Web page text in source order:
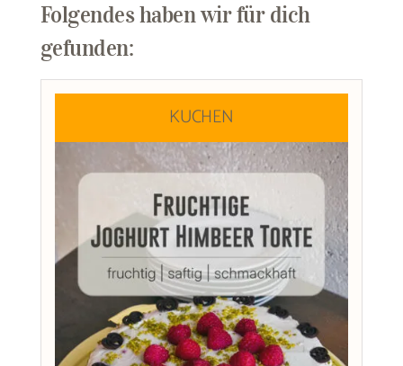
Folgendes haben wir für dich
gefunden:
KUCHEN